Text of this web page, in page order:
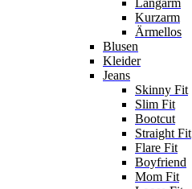
Langarm
Kurzarm
Ärmellos
Blusen
Kleider
Jeans
Skinny Fit
Slim Fit
Bootcut
Straight Fit
Flare Fit
Boyfriend
Mom Fit